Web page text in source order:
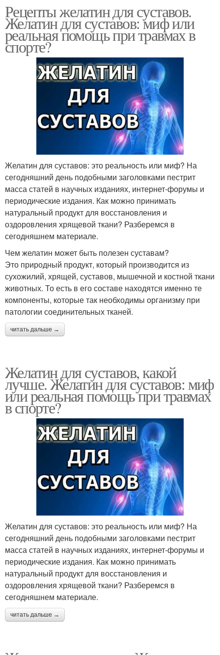
Рецепты желатин для суставов.
Желатин для суставов: миф или
реальная помощь при травмах в
спорте?
Желатин для суставов: это реальность или миф? На
сегодняшний день подобными заголовками пестрит
масса статей в научных изданиях, интернет-форумы и
периодические издания. Как можно принимать
натуральный продукт для восстановления и
оздоровления хрящевой ткани? Разберемся в
сегодняшнем материале.
Чем желатин может быть полезен суставам?
Это природный продукт, который производится из
сухожилий, хрящей, суставов, мышечной и костной ткани
животных. То есть в его составе находятся именно те
компоненты, которые так необходимы организму при
патологии соединительных тканей.
читать дальше →
Желатин для суставов, какой
лучше. Желатин для суставов: миф
или реальная помощь при травмах
в спорте?
Желатин для суставов: это реальность или миф? На
сегодняшний день подобными заголовками пестрит
масса статей в научных изданиях, интернет-форумы и
периодические издания. Как можно принимать
натуральный продукт для восстановления и
оздоровления хрящевой ткани? Разберемся в
сегодняшнем материале.
читать дальше →